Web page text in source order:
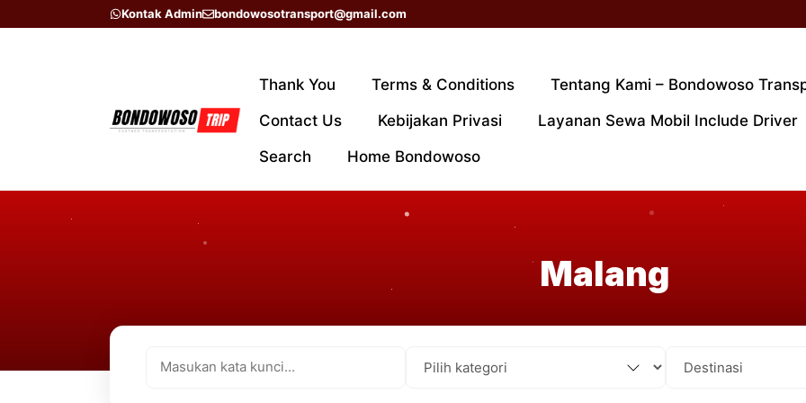
to
Kontak Admin bondowosotransport@gmail.com
Thank You Terms & Conditions
Tentang Kami – Bondowoso
Contact Us
Kebijakan Privasi Layanan Sewa Mobil Include Driver
Search
Home Bondowoso
Malang